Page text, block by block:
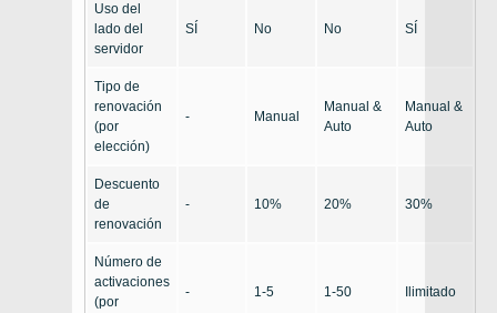
Uso del
lado del
servidor
SÍ No No SÍ
Tipo de
renovación
(por
elección)
- Manual
Manual &
Auto
Manual &
Auto
Descuento
de
renovación
- 10% 20% 30%
Número de
activaciones
(por
- 1-5 1-50 Ilimitado